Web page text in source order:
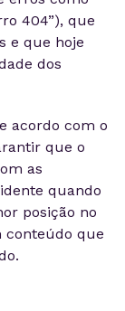
404”), que
e que hoje
dos
acordo com o
que o
as
quando
posição no
conteúdo que